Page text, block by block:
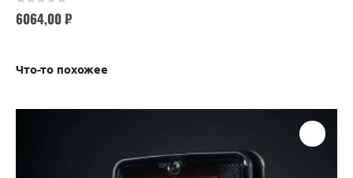
6064,00₽
Что-то похожее